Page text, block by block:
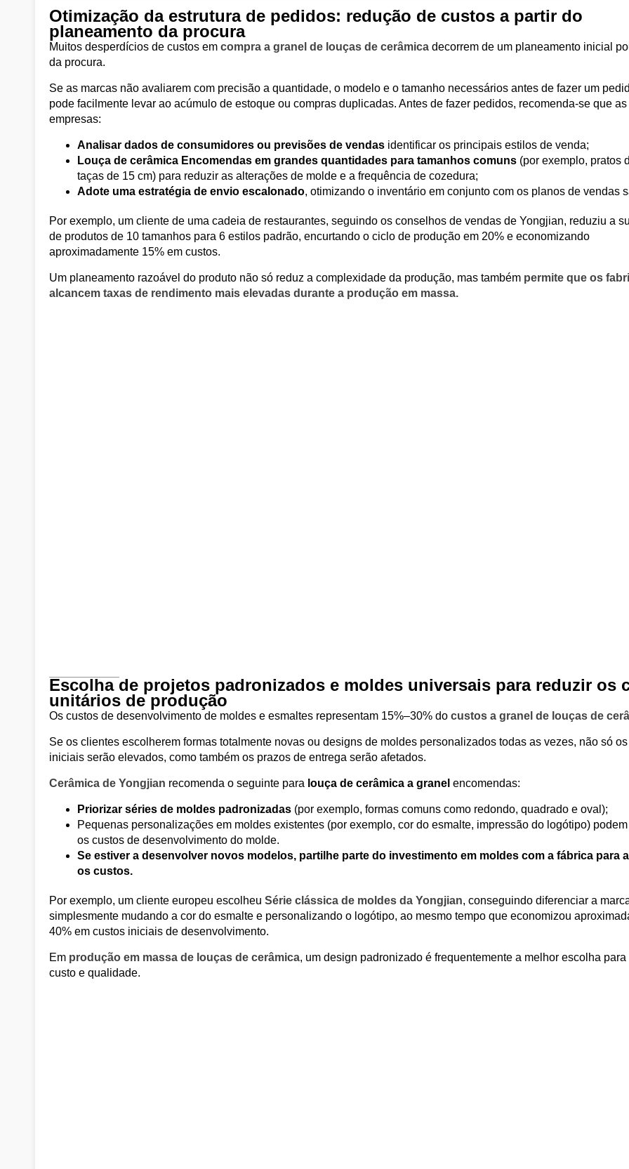
Otimização da estrutura de pedidos: redução de custos a partir do
planeamento da procura
Muitos desperdícios de custos em compra a granel de louças de cerâmica decorrem de um planeamento inicial
da procura.
Se as marcas não avaliarem com precisão a quantidade, o modelo e o tamanho necessários antes de fazer um
pode facilmente levar ao acúmulo de estoque ou compras duplicadas. Antes de fazer pedidos, recomenda-se que as
empresas:
Analisar dados de consumidores ou previsões de vendas identificar os principais estilos de venda;
Louça de cerâmica Encomendas em grandes quantidades para tamanhos comuns (por exemplo, pratos
taças de 15 cm) para reduzir as alterações de molde e a frequência de cozedura;
Adote uma estratégia de envio escalonado, otimizando o inventário em conjunto com os planos de vendas
Por exemplo, um cliente de uma cadeia de restaurantes, seguindo os conselhos de vendas de Yongjian, reduziu a
de produtos de 10 tamanhos para 6 estilos padrão, encurtando o ciclo de produção em 20% e economizando
aproximadamente 15% em custos.
Um planeamento razoável do produto não só reduz a complexidade da produção, mas também permite que os
alcancem taxas de rendimento mais elevadas durante a produção em massa.
Escolha de projetos padronizados e moldes universais para reduzir os
unitários de produção
Os custos de desenvolvimento de moldes e esmaltes representam 15%–30% do custos a granel de louças de
Se os clientes escolherem formas totalmente novas ou designs de moldes personalizados todas as vezes, não só
iniciais serão elevados, como também os prazos de entrega serão afetados.
Cerâmica de Yongjian recomenda o seguinte para louça de cerâmica a granel encomendas:
Priorizar séries de moldes padronizadas (por exemplo, formas comuns como redondo, quadrado e oval);
Pequenas personalizações em moldes existentes (por exemplo, cor do esmalte, impressão do logótipo)
os custos de desenvolvimento do molde.
Se estiver a desenvolver novos modelos, partilhe parte do investimento em moldes com a fábrica para
os custos.
Por exemplo, um cliente europeu escolheu Série clássica de moldes da Yongjian, conseguindo diferenciar a
simplesmente mudando a cor do esmalte e personalizando o logótipo, ao mesmo tempo que economizou
40% em custos iniciais de desenvolvimento.
Em produção em massa de louças de cerâmica, um design padronizado é frequentemente a melhor escolha
custo e qualidade.